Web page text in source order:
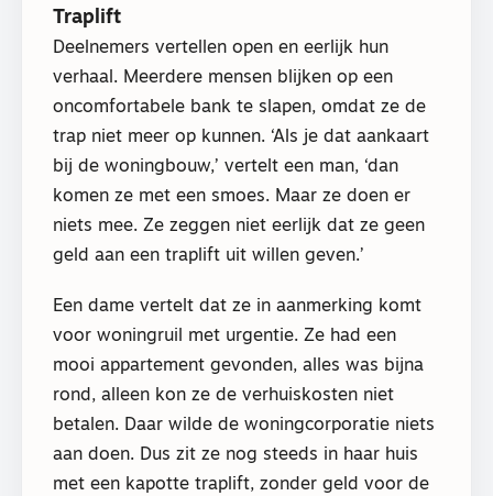
Traplift
Deelnemers vertellen open en eerlijk hun
verhaal. Meerdere mensen blijken op een
oncomfortabele bank te slapen, omdat ze de
trap niet meer op kunnen. ‘Als je dat aankaart
bij de woningbouw,’ vertelt een man, ‘dan
komen ze met een smoes. Maar ze doen er
niets mee. Ze zeggen niet eerlijk dat ze geen
geld aan een traplift uit willen geven.’
Een dame vertelt dat ze in aanmerking komt
voor woningruil met urgentie. Ze had een
mooi appartement gevonden, alles was bijna
rond, alleen kon ze de verhuiskosten niet
betalen. Daar wilde de woningcorporatie niets
aan doen. Dus zit ze nog steeds in haar huis
met een kapotte traplift, zonder geld voor de